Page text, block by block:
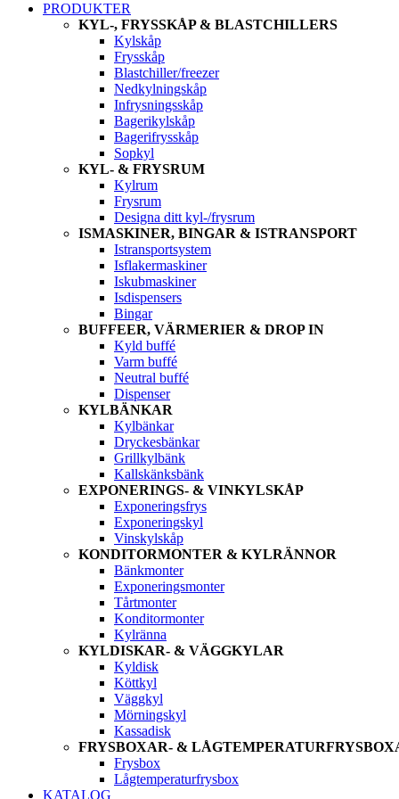
PRODUKTER
KYL-, FRYSSKÅP & BLASTCHILLERS
Kylskåp
Frysskåp
Blastchiller/freezer
Nedkylningskåp
Infrysningsskåp
Bagerikylskåp
Bagerifrysskåp
Sopkyl
KYL- & FRYSRUM
Kylrum
Frysrum
Designa ditt kyl-/frysrum
ISMASKINER, BINGAR & ISTRANSPORT
Istransportsystem
Isflakermaskiner
Iskubmaskiner
Isdispensers
Bingar
BUFFEER, VÄRMERIER & DROP IN
Kyld buffé
Varm buffé
Neutral buffé
Dispenser
KYLBÄNKAR
Kylbänkar
Dryckesbänkar
Grillkylbänk
Kallskänksbänk
EXPONERINGS- & VINKYLSKÅP
Exponeringsfrys
Exponeringskyl
Vinskylskåp
KONDITORMONTER & KYLRÄNNOR
Bänkmonter
Exponeringsmonter
Tårtmonter
Konditormonter
Kylränna
KYLDISKAR- & VÄGGKYLAR
Kyldisk
Köttkyl
Väggkyl
Mörningskyl
Kassadisk
FRYSBOXAR- &
Frysbox
Lågtemperaturfrysbox
KATALOG